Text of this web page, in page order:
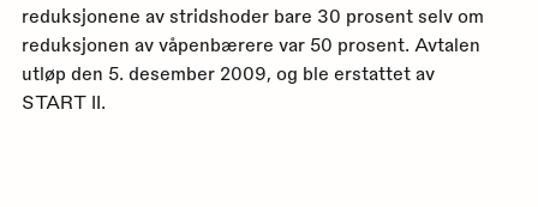
reduksjonene av stridshoder bare 30 prosent selv om
reduksjonen av våpenbærere var 50 prosent. Avtalen
utløp den 5. desember 2009, og ble erstattet av
START II.